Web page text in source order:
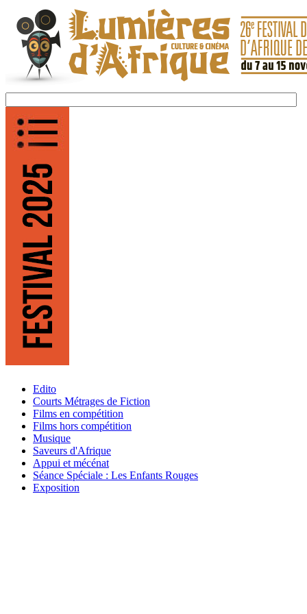
Edito
Courts Métrages de Fiction
Films en compétition
Films hors compétition
Musique
Saveurs d'Afrique
Appui et mécénat
Séance Spéciale : Les Enfants Rouges
Exposition